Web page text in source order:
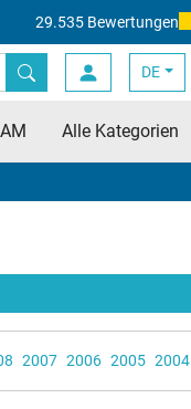
29.535 Bewertungen
DE
Alle Kategorien
2007 2006 2005 2004